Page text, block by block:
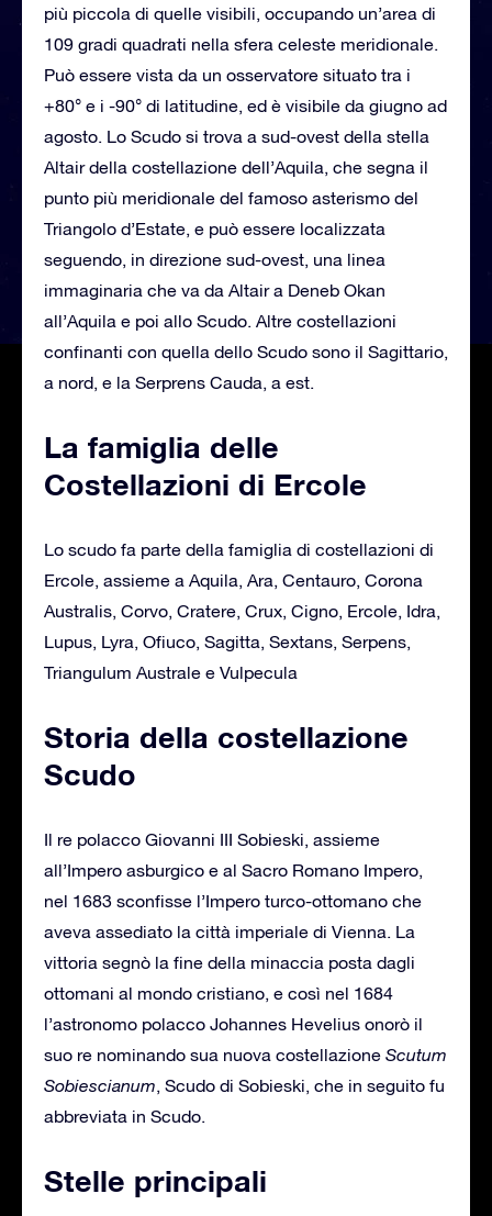
più piccola di quelle visibili, occupando un’area di
109 gradi quadrati nella sfera celeste meridionale.
Può essere vista da un osservatore situato tra i
+80° e i -90° di latitudine, ed è visibile da giugno ad
agosto. Lo Scudo si trova a sud-ovest della stella
Altair della costellazione dell’Aquila, che segna il
punto più meridionale del famoso asterismo del
Triangolo d’Estate, e può essere localizzata
seguendo, in direzione sud-ovest, una linea
immaginaria che va da Altair a Deneb Okan
all’Aquila e poi allo Scudo. Altre costellazioni
confinanti con quella dello Scudo sono il Sagittario,
a nord, e la Serprens Cauda, a est.
La famiglia delle
Costellazioni di Ercole
Lo scudo fa parte della famiglia di costellazioni di
Ercole, assieme a Aquila, Ara, Centauro, Corona
Australis, Corvo, Cratere, Crux, Cigno, Ercole, Idra,
Lupus, Lyra, Ofiuco, Sagitta, Sextans, Serpens,
Triangulum Australe e Vulpecula
Storia della costellazione
Scudo
Il re polacco Giovanni III Sobieski, assieme
all’Impero asburgico e al Sacro Romano Impero,
nel 1683 sconfisse l’Impero turco-ottomano che
aveva assediato la città imperiale di Vienna. La
vittoria segnò la fine della minaccia posta dagli
ottomani al mondo cristiano, e così nel 1684
l’astronomo polacco Johannes Hevelius onorò il
suo re nominando sua nuova costellazione Scutum
Sobiescianum, Scudo di Sobieski, che in seguito fu
abbreviata in Scudo.
Stelle principali